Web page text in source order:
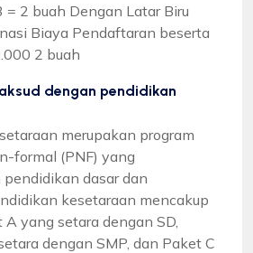
= 2 buah Dengan Latar Biru
Biaya Pendaftaran beserta
2 buah
dengan pendidikan
merupakan program
formal (PNF) yang
dasar dan
kesetaraan mencakup
A yang setara dengan SD,
dengan SMP, dan Paket C